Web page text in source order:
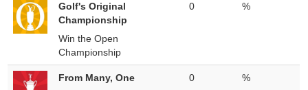
Golf's Original
Championship
Win the Open
Championship
0 %
From Many, One
0 %